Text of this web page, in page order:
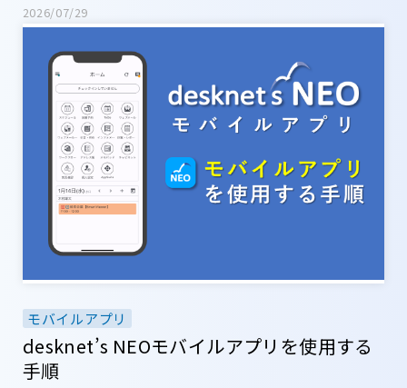
2026/07/29
モバイルアプリ
desknet’s NEOモバイルアプリを使用する
手順